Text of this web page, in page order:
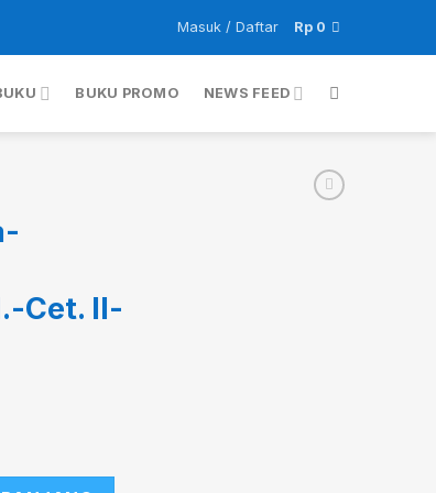
Masuk / Daftar Rp 0
BUKU PROMO NEWS FEED
Cet. II-
I Gede A.B. Wiranata, S.H., M.H.-Cet. II-2011